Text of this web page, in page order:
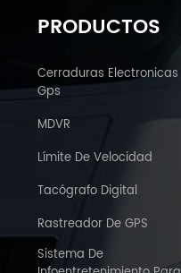
PRODUCTOS
Cerraduras Electronicas
Gps
MDVR
Límite De Velocidad
Tacógrafo Digital
Rastreador De GPS
Sistema De